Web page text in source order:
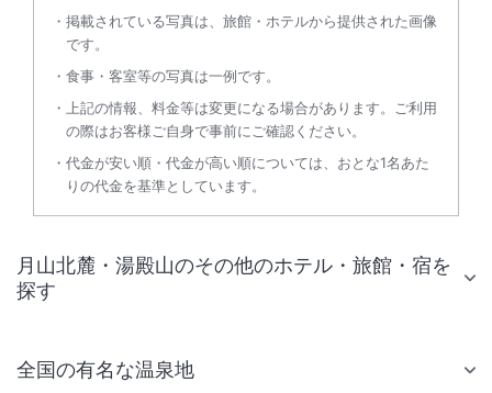
掲載されている写真は、旅館・ホテルから提供された画像
です。
食事・客室等の写真は一例です。
上記の情報、料金等は変更になる場合があります。ご利用
の際はお客様ご自身で事前にご確認ください。
代金が安い順・代金が高い順については、おとな1名あた
りの代金を基準としています。
月山北麓・湯殿山のその他のホテル・旅館・宿を
探す
全国の有名な温泉地